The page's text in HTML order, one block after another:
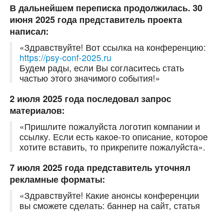
В дальнейшем переписка продолжилась. 30
июня 2025 года представитель проекта
написал:
«Здравствуйте! Вот ссылка на конференцию:
https://psy-conf-2025.ru
Будем рады, если Вы согласитесь стать
частью этого значимого события!»
2 июля 2025 года последовал запрос
материалов:
«Пришлите пожалуйста логотип компании и
ссылку. Если есть какое-то описание, которое
хотите вставить, то прикрепите пожалуйста».
7 июля 2025 года представитель уточнял
рекламные форматы:
«Здравствуйте! Какие анонсы конференции
вы сможете сделать: баннер на сайт, статья